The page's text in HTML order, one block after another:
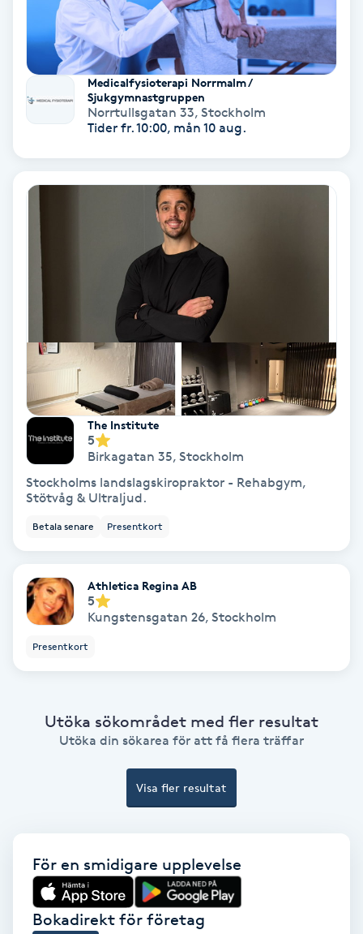
Friskvård
Friskvårdsmassage
Frisör
Färgning
Föning
Gelenaglar
Gellack
Gellack med förstärkning
Gravidmassage
Gravidyoga
Gruppträning
Gua Sha-massage
Headspa
HIFU
Hollywood Peel
Medicalfysioterapi Norrmalm /
Sjukgymnastgruppen
Norrtullsgatan 33, Stockholm
Tider fr. 10:00, mån 10 aug.
The Institute
5
Birkagatan 35, Stockholm
Stockholms landslagskiropraktor - Rehabgym,
Stötvåg & Ultraljud.
Betala senare Presentkort
Athletica Regina AB
5
Kungstensgatan 26, Stockholm
Presentkort
Utöka sökområdet med fler resultat
Utöka din sökarea för att få flera träffar
Visa fler resultat
För en smidigare upplevelse
Bokadirekt för företag